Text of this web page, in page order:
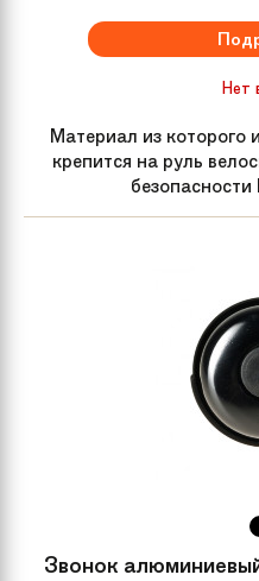
Alloy
Передняя втулка STEEL
Задняя втулка STEEL
C
Седло
Нет
Материал из которого
крепится на руль
Звонок